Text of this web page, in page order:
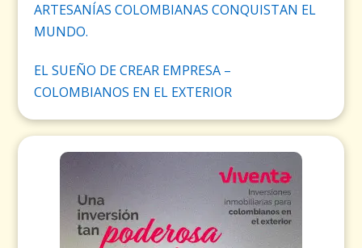
ARTESANÍAS COLOMBIANAS CONQUISTAN EL
MUNDO.
EL SUEÑO DE CREAR EMPRESA –
COLOMBIANOS EN EL EXTERIOR